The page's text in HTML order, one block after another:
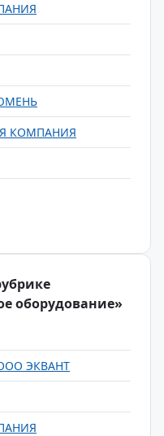
КОМПАНИЯ
оборудование»
ООО ЭКВАНТ